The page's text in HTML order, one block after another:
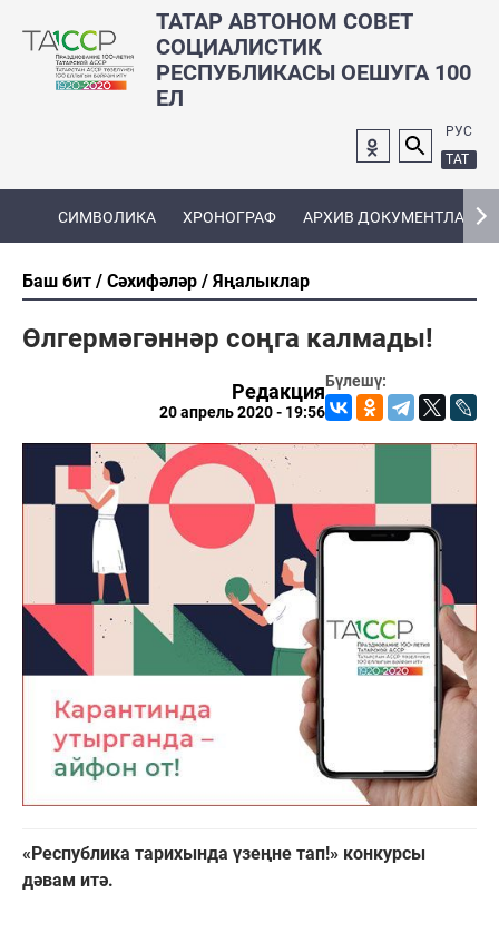
ТАТАР АВТОНОМ СОВЕТ
СОЦИАЛИСТИК
РЕСПУБЛИКАСЫ ОЕШУГА 100
ЕЛ
РУС
ТАТ
СИМВОЛИКА ХРОНОГРАФ АРХИВ ДОКУМЕНТЛАРЫ
Баш бит Сәхифәләр Яңалыклар
Өлгермәгәннәр соңга калмады!
Бүлешү:
Редакция
20 апрель 2020 - 19:56
«Республика тарихында үзеңне тап!» конкурсы
дәвам итә.